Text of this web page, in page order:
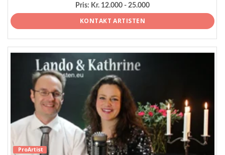
Pris: Kr. 12.000 - 25.000
KONTAKT ARTISTEN
ProArtist